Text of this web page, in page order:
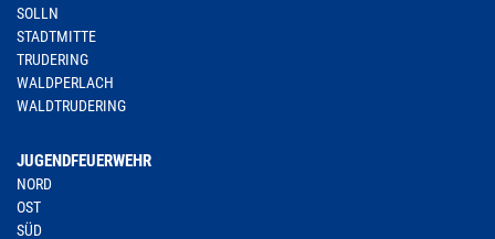
SOLLN
STADTMITTE
TRUDERING
WALDPERLACH
WALDTRUDERING
JUGENDFEUERWEHR
NORD
OST
SÜD